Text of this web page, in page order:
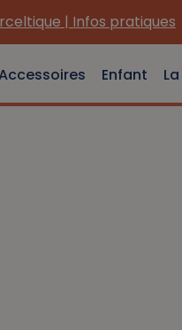
| Infos pratiques
Enfant